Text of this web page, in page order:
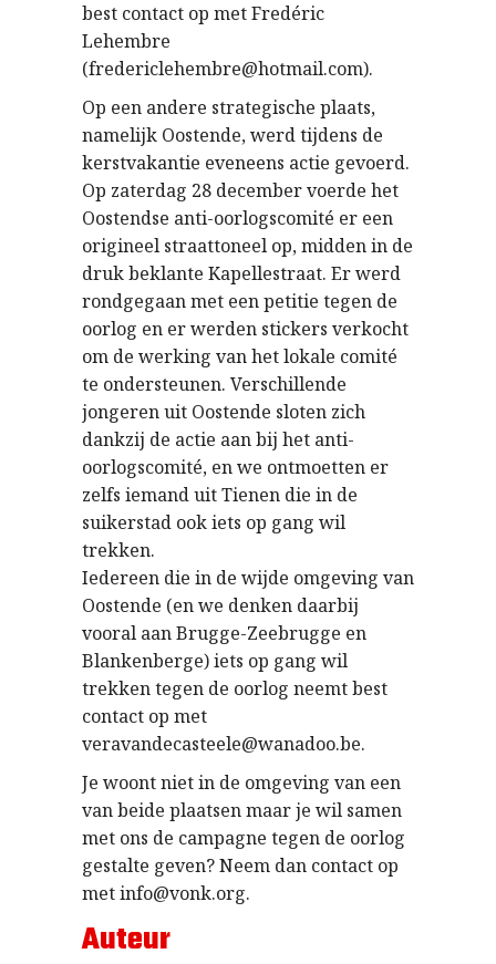
best contact op met Fredéric
Lehembre
(fredericlehembre@hotmail.com).
Op een andere strategische plaats,
namelijk Oostende, werd tijdens de
kerstvakantie eveneens actie gevoerd.
Op zaterdag 28 december voerde het
Oostendse anti-oorlogscomité er een
origineel straattoneel op, midden in de
druk beklante Kapellestraat. Er werd
rondgegaan met een petitie tegen de
oorlog en er werden stickers verkocht
om de werking van het lokale comité
te ondersteunen. Verschillende
jongeren uit Oostende sloten zich
dankzij de actie aan bij het anti-
oorlogscomité, en we ontmoetten er
zelfs iemand uit Tienen die in de
suikerstad ook iets op gang wil
trekken.
Iedereen die in de wijde omgeving van
Oostende (en we denken daarbij
vooral aan Brugge-Zeebrugge en
Blankenberge) iets op gang wil
trekken tegen de oorlog neemt best
contact op met
veravandecasteele@wanadoo.be.
Je woont niet in de omgeving van een
van beide plaatsen maar je wil samen
met ons de campagne tegen de oorlog
gestalte geven? Neem dan contact op
met info@vonk.org.
Auteur